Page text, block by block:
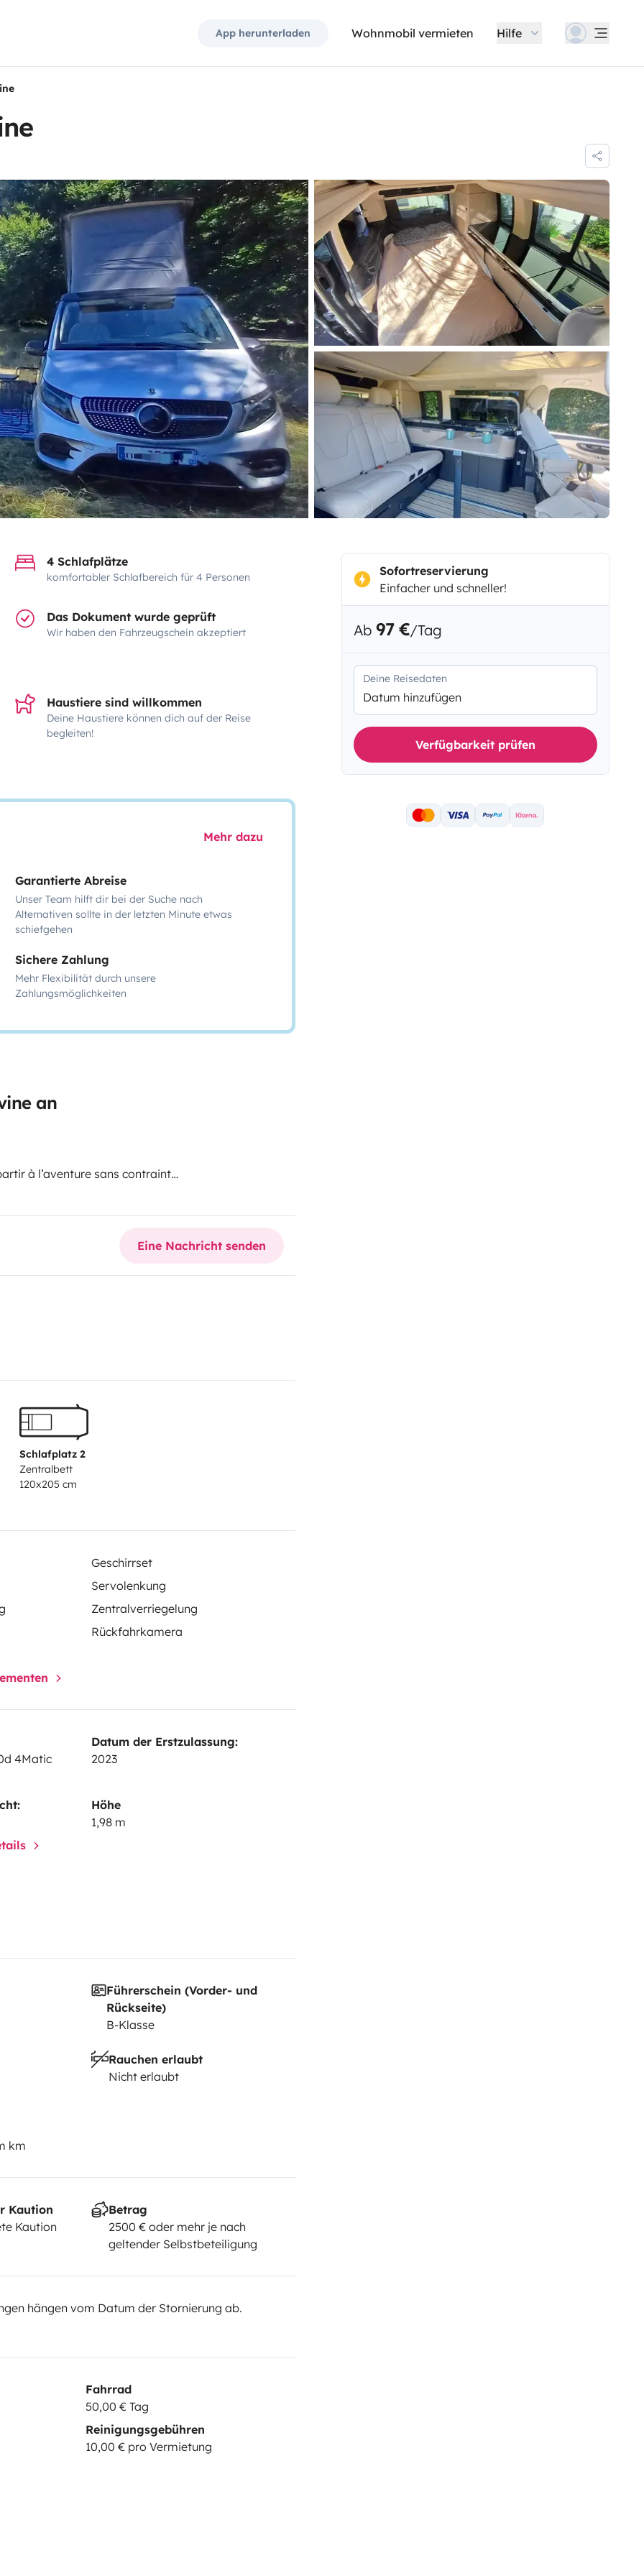
App herunterladen Wohnmobil vermieten Hilfe
4 Schlafplätze
komfortabler Schlafbereich für 4 Personen
Das Dokument wurde geprüft
Wir haben den Fahrzeugschein akzeptiert
Haustiere sind willkommen
Deine Haustiere können dich auf der Reise
begleiten!
Mehr dazu
Garantierte Abreise
Unser Team hilft dir bei der Suche nach
Alternativen sollte in der letzten Minute etwas
schiefgehen
Sichere Zahlung
Mehr Flexibilität durch unsere
Zahlungsmöglichkeiten
an
à l’aventure sans contrainte
où vous voulez, en
bord :
En cas de retour non vidé,
et partir à l’aventure 🌍
Eine Nachricht senden
Schlafplatz 2
Zentralbett
120x205 cm
Geschirrset
Servolenkung
Zentralverriegelung
Rückfahrkamera
4Matic
Datum der Erstzulassung:
2023
Höhe
1,98 m
Führerschein (Vorder- und
Rückseite)
B-Klasse
Rauchen erlaubt
Nicht erlaubt
km
Kaution
Kaution
Betrag
2500 € oder mehr je nach
geltender Selbstbeteiligung
hängen vom Datum der Stornierung ab.
Fahrrad
50,00 € Tag
Reinigungsgebühren
10,00 € pro Vermietung
Sofortreservierung
Einfacher und schneller!
Ab 97 €/Tag
Deine Reisedaten
Datum hinzufügen
Verfügbarkeit prüfen